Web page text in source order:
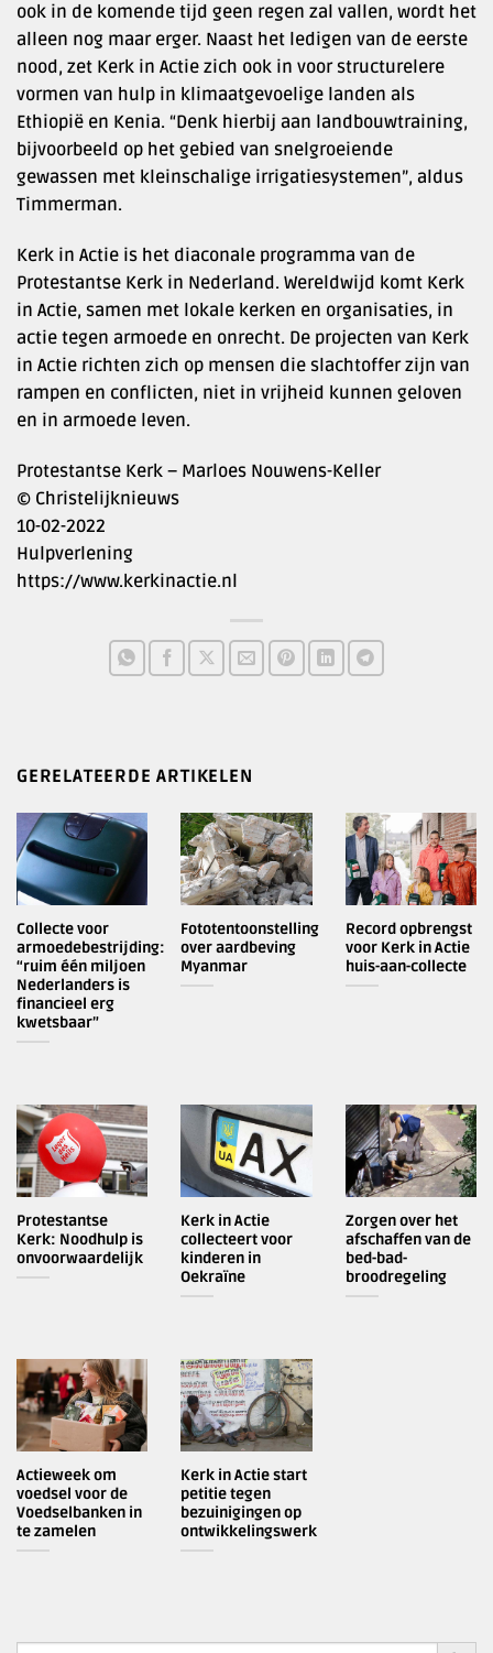
ook in de komende tijd geen regen zal vallen, wordt het
alleen nog maar erger. Naast het ledigen van de eerste
nood, zet Kerk in Actie zich ook in voor structurelere
vormen van hulp in klimaatgevoelige landen als
Ethiopië en Kenia. “Denk hierbij aan landbouwtraining,
bijvoorbeeld op het gebied van snelgroeiende
gewassen met kleinschalige irrigatiesystemen”, aldus
Timmerman.
Kerk in Actie is het diaconale programma van de
Protestantse Kerk in Nederland. Wereldwijd komt Kerk
in Actie, samen met lokale kerken en organisaties, in
actie tegen armoede en onrecht. De projecten van Kerk
in Actie richten zich op mensen die slachtoffer zijn van
rampen en conflicten, niet in vrijheid kunnen geloven
en in armoede leven.
Protestantse Kerk – Marloes Nouwens-Keller
© Christelijknieuws
10-02-2022
Hulpverlening
https://www.kerkinactie.nl
GERELATEERDE ARTIKELEN
Collecte voor
armoedebestrijding:
“ruim één miljoen
Nederlanders is
financieel erg
kwetsbaar”
Fototentoonstelling
over aardbeving
Myanmar
Record opbrengst
voor Kerk in Actie
huis-aan-collecte
Protestantse
Kerk: Noodhulp is
onvoorwaardelijk
Kerk in Actie
collecteert voor
kinderen in
Oekraïne
Zorgen over het
afschaffen van de
bed-bad-
broodregeling
Actieweek om
voedsel voor de
Voedselbanken in
te zamelen
Kerk in Actie start
petitie tegen
bezuinigingen op
ontwikkelingswerk
Zoek